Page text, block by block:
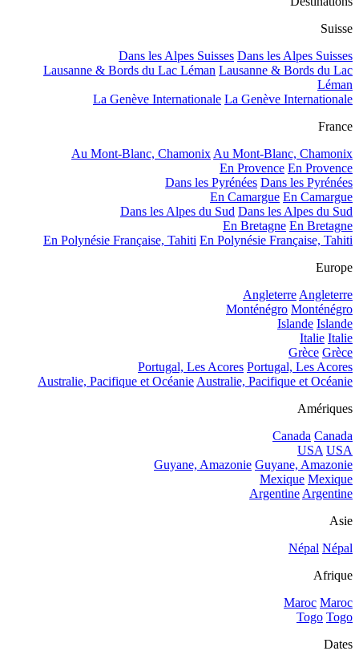
Suisse
Dans les Alpes Suisses Dans les Alpes Suisses
Lausanne & Bords du Lac Léman Lausanne & Bords du Lac
Léman
La Genève Internationale La Genève Internationale
France
Au Mont-Blanc, ChamonixAu Mont-Blanc, Chamonix
En Provence En Provence
Dans les Pyrénées Dans les Pyrénées
En Camargue En Camargue
Dans les Alpes du Sud Dans les Alpes du Sud
En Bretagne En Bretagne
En Polynésie Française, Tahiti En Polynésie Française, Tahiti
Europe
AngleterreAngleterre
Monténégro Monténégro
Islande Islande
Italie Italie
Grèce Grèce
Portugal, Les Acores Portugal, Les Acores
Australie, Pacifique et OcéanieAustralie, Pacifique et Océanie
Amériques
Canada Canada
USA USA
Guyane, Amazonie Guyane, Amazonie
Mexique Mexique
ArgentineArgentine
Asie
Népal Népal
Afrique
Maroc Maroc
Togo Togo
Dates